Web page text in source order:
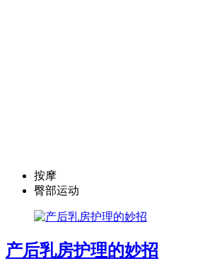
按摩
臀部运动
产后乳房护理的妙招